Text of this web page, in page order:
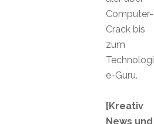
Computer-
Crack bis
zum
Technologi
e-Guru.
[Kreativ
News und